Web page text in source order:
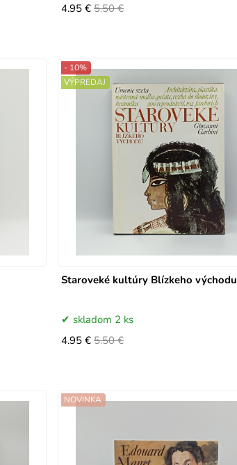
4.95 € 5.50 €
Staroveké kultúry Blízkeho východu
- 10%
VÝPREDAJ
skladom 2 ks
4.95 € 5.50 €
NOVINKA